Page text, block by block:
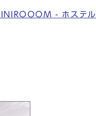
- ホステル